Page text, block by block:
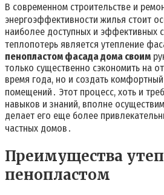
В современном строительстве и
энергоэффективности жилья стоит
наиболее доступных и эффективных
теплопотерь является утепление
пенопластом фасада дома своим
только существенно сэкономить на
время года, но и создать
помещений․ Этот процесс, хоть и
навыков и знаний, вполне
делает его еще более
частных домов․
Преимущества
пенопластом